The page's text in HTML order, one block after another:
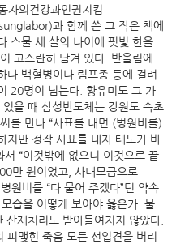
자의건강과인권지킴
과 함께 쓴 그 작은 책에
스물 세 살의 나이에 핏빛 한을
고스란히 담겨 있다. 반올림에
다 백혈병이나 림프종 등에 걸려
20명이 넘는다. 황유미도 그 가
을 때 삼성반도체는 강원도 속초
를 만나 “사표를 내면 (병원비를)
지만 정작 사표를 내자 태도가 바
“이것밖에 없으니 이것으로 끝
만 원이었고, 사내모금으로
원비를 “다 물어 주겠다”던 약속
습을 어떻게 보아야 옳은가. 물
재처리도 받아들여지지 않았다.
피맺힌 죽음 모든 선입견을 버리